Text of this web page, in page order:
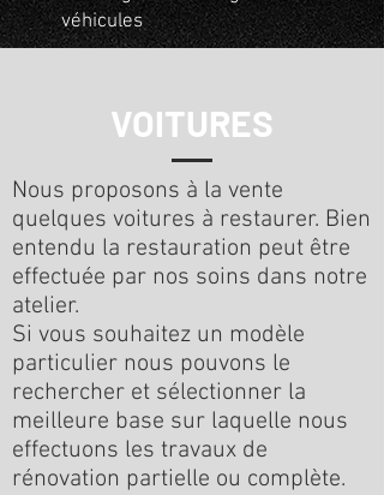
véhicules
VOITURES
Nous proposons à la vente
quelques voitures à restaurer. Bien
entendu la restauration peut être
effectuée par nos soins dans notre
atelier.
Si vous souhaitez un modèle
particulier nous pouvons le
rechercher et sélectionner la
meilleure base sur laquelle nous
effectuons les travaux de
rénovation partielle ou complète.